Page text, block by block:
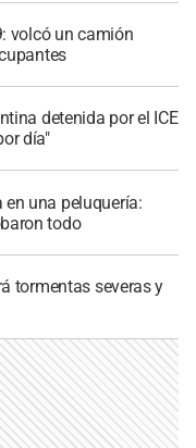
volcó un camión
detenida por el ICE
día"
una peluquería:
todo
tormentas severas y